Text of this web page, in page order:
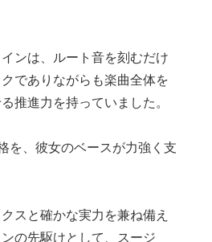
ンは、ルート音を刻むだけ
でありながらも楽曲全体を
推進力を持っていました。
を、彼女のベースが力強く支
スと確かな実力を兼ね備え
の先駆けとして、スージ